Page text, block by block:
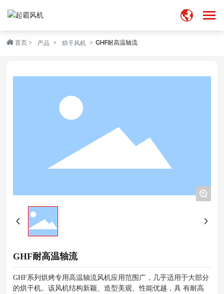
首页
首页 产品 烘干风机 GHF耐高温轴流
+
GHF耐高温轴流
GHF系列烘烤专用高温轴流风机应用范围广，几乎适用于大部分
的烘干机。该风机结构新颖、造型美观、性能优越，具 有耐高